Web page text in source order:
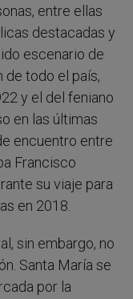
entre ellas
destacadas y
escenario de
de todo el país,
y el del feniano
en las últimas
encuentro entre
Francisco
su viaje para
en 2018.
sin embargo, no
Santa María se
por la